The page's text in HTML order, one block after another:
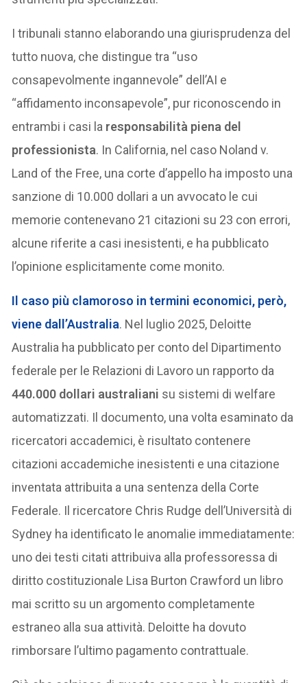
I tribunali stanno elaborando una giurisprudenza del
tutto nuova, che distingue tra “uso
consapevolmente ingannevole” dell’AI e
“affidamento inconsapevole”, pur riconoscendo in
entrambi i casi la responsabilità piena del
professionista. In California, nel caso Noland v.
Land of the Free, una corte d’appello ha imposto una
sanzione di 10.000 dollari a un avvocato le cui
memorie contenevano 21 citazioni su 23 con errori,
alcune riferite a casi inesistenti, e ha pubblicato
l’opinione esplicitamente come monito.
Il caso più clamoroso in termini economici, però,
viene dall’Australia. Nel luglio 2025, Deloitte
Australia ha pubblicato per conto del Dipartimento
federale per le Relazioni di Lavoro un rapporto da
440.000 dollari australiani su sistemi di welfare
automatizzati. Il documento, una volta esaminato da
ricercatori accademici, è risultato contenere
citazioni accademiche inesistenti e una citazione
inventata attribuita a una sentenza della Corte
Federale. Il ricercatore Chris Rudge dell’Università di
Sydney ha identificato le anomalie immediatamente:
uno dei testi citati attribuiva alla professoressa di
diritto costituzionale Lisa Burton Crawford un libro
mai scritto su un argomento completamente
estraneo alla sua attività. Deloitte ha dovuto
rimborsare l’ultimo pagamento contrattuale.